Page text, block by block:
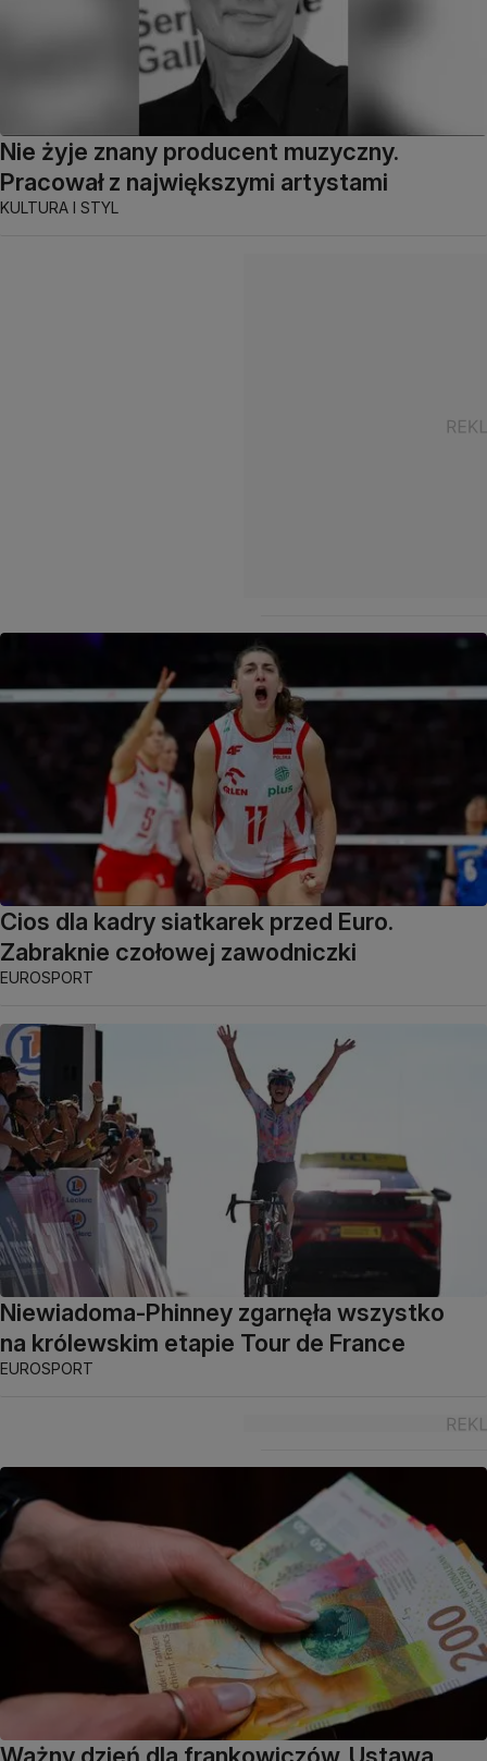
Nie żyje znany producent muzyczny.
Pracował z największymi artystami
KULTURA I STYL
Cios dla kadry siatkarek przed Euro.
Zabraknie czołowej zawodniczki
EUROSPORT
Niewiadoma-Phinney zgarnęła wszystko
na królewskim etapie Tour de France
EUROSPORT